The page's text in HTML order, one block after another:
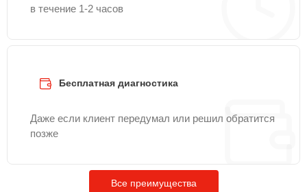
в течение 1-2 часов
Бесплатная диагностика
Даже если клиент передумал или решил обратится
позже
Все преимущества